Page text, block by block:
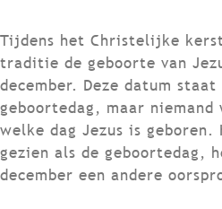
Tijdens het Christelijke
traditie de geboorte van
december. Deze datum
geboortedag, maar
welke dag Jezus is
gezien als de geboortedag,
december een andere